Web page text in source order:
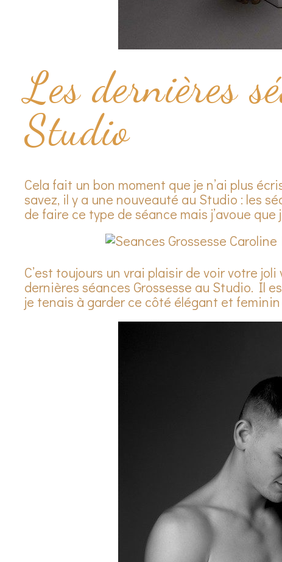
Les dernières
Studio
Cela fait un bon moment que je n’ai plus
savez, il y a une nouveauté au Studio : les
de faire ce type de séance mais j’avoue
C’est toujours un vrai plaisir de voir votre
dernières séances Grossesse au Studio. Il
je tenais à garder ce côté élégant et feminin